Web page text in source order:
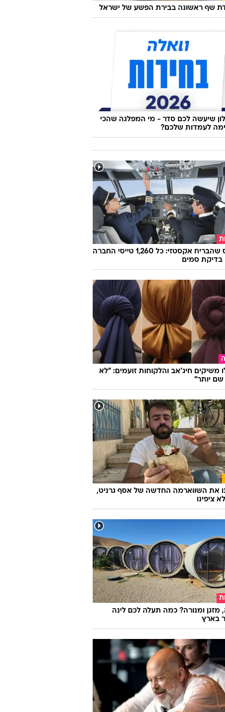
שף ראשונה בבירת הפשע של ישראל
שיעשה לכם סדר - מי המפלגה שהכי
לעמדות שלכם?
הטייס שהבריח אקסטזי: כל 1,260 טייסי החברה
בדיקת סמים
משיקים חיג'אב והלקוחות זועמים: "לא
שם יותר"
את השווארמה החדשה של אסף גרניט,
ציפינו
מזגן ומנורה? כמה תעלה לכם לינה
בארץ